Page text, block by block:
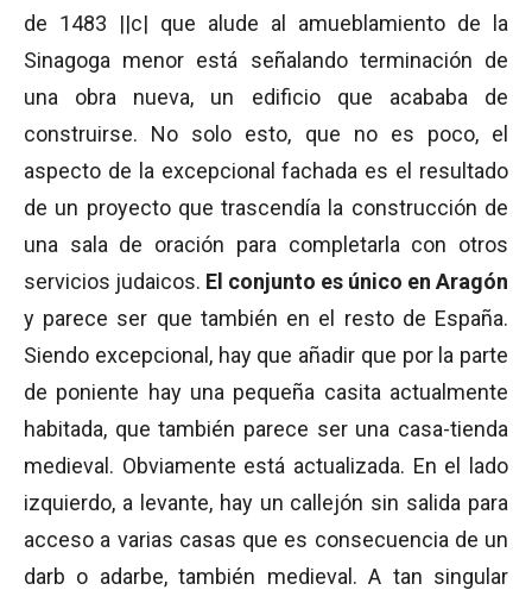
de 1483 ||c| que alude al amueblamiento de la
Sinagoga menor está señalando terminación de
una obra nueva, un edificio que acababa de
construirse. No solo esto, que no es poco, el
aspecto de la excepcional fachada es el resultado
de un proyecto que trascendía la construcción de
una sala de oración para completarla con otros
servicios judaicos. El conjunto es único en Aragón
y parece ser que también en el resto de España.
Siendo excepcional, hay que añadir que por la parte
de poniente hay una pequeña casita actualmente
habitada, que también parece ser una casa-tienda
medieval. Obviamente está actualizada. En el lado
izquierdo, a levante, hay un callejón sin salida para
acceso a varias casas que es consecuencia de un
darb o adarbe, también medieval. A tan singular